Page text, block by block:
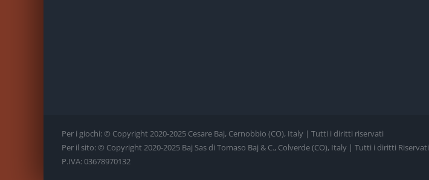
Per i giochi: © Copyright 2020-2025 Cesare Baj, Cernobbio (CO), Italy | Tutti i diritti riservati
Per il sito: © Copyright 2020-2025 Baj Sas di Tomaso Baj & C., Colverde (CO), Italy | Tutti i diritti Riservati
P.IVA: 03678970132